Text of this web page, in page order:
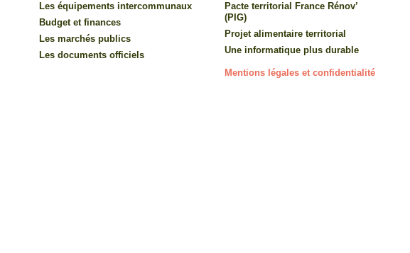
Les équipements intercommunaux
Budget et finances
Les marchés publics
Les documents officiels
Pacte territorial France Rénov’
(PIG)
Projet alimentaire territorial
Une informatique plus durable
Mentions légales et confidentialité